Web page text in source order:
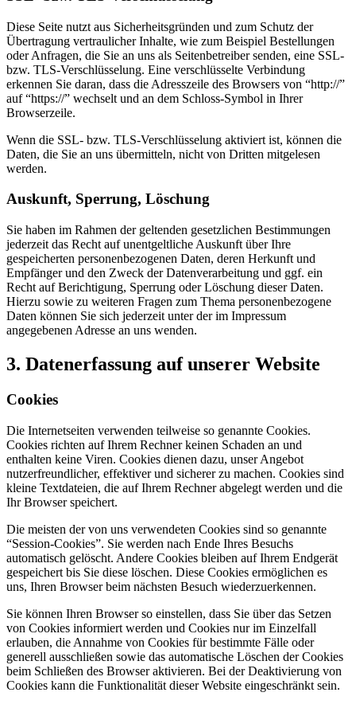
Diese Seite nutzt aus Sicherheitsgründen und zum Schutz der
Übertragung vertraulicher Inhalte, wie zum Beispiel Bestellungen
oder Anfragen, die Sie an uns als Seitenbetreiber senden, eine SSL-
bzw. TLS-Verschlüsselung. Eine verschlüsselte Verbindung
erkennen Sie daran, dass die Adresszeile des Browsers von “http://”
auf “https://” wechselt und an dem Schloss-Symbol in Ihrer
Browserzeile.
Wenn die SSL- bzw. TLS-Verschlüsselung aktiviert ist, können die
Daten, die Sie an uns übermitteln, nicht von Dritten mitgelesen
werden.
Auskunft, Sperrung, Löschung
Sie haben im Rahmen der geltenden gesetzlichen Bestimmungen
jederzeit das Recht auf unentgeltliche Auskunft über Ihre
gespeicherten personenbezogenen Daten, deren Herkunft und
Empfänger und den Zweck der Datenverarbeitung und ggf. ein
Recht auf Berichtigung, Sperrung oder Löschung dieser Daten.
Hierzu sowie zu weiteren Fragen zum Thema personenbezogene
Daten können Sie sich jederzeit unter der im Impressum
angegebenen Adresse an uns wenden.
3. Datenerfassung auf unserer Website
Cookies
Die Internetseiten verwenden teilweise so genannte Cookies.
Cookies richten auf Ihrem Rechner keinen Schaden an und
enthalten keine Viren. Cookies dienen dazu, unser Angebot
nutzerfreundlicher, effektiver und sicherer zu machen. Cookies sind
kleine Textdateien, die auf Ihrem Rechner abgelegt werden und die
Ihr Browser speichert.
Die meisten der von uns verwendeten Cookies sind so genannte
“Session-Cookies”. Sie werden nach Ende Ihres Besuchs
automatisch gelöscht. Andere Cookies bleiben auf Ihrem Endgerät
gespeichert bis Sie diese löschen. Diese Cookies ermöglichen es
uns, Ihren Browser beim nächsten Besuch wiederzuerkennen.
Sie können Ihren Browser so einstellen, dass Sie über das Setzen
von Cookies informiert werden und Cookies nur im Einzelfall
erlauben, die Annahme von Cookies für bestimmte Fälle oder
generell ausschließen sowie das automatische Löschen der Cookies
beim Schließen des Browser aktivieren. Bei der Deaktivierung von
Cookies kann die Funktionalität dieser Website eingeschränkt sein.